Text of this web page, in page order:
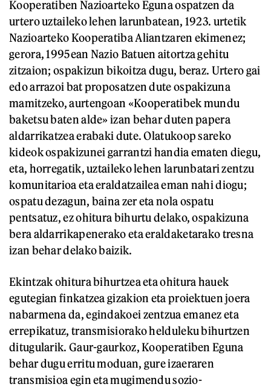
Kooperatiben Nazioarteko Eguna ospatzen da
urtero uztaileko lehen larunbatean, 1923. urtetik
Nazioarteko Kooperatiba Aliantzaren ekimenez;
gerora, 1995ean Nazio Batuen aitortza gehitu
zitzaion; ospakizun bikoitza dugu, beraz. Urtero gai
edo arrazoi bat proposatzen dute ospakizuna
mamitzeko, aurtengoan «Kooperatibek mundu
baketsu baten alde» izan behar duten papera
aldarrikatzea erabaki dute. Olatukoop sareko
kideok ospakizunei garrantzi handia ematen diegu,
eta, horregatik, uztaileko lehen larunbatari zentzu
komunitarioa eta eraldatzailea eman nahi diogu;
ospatu dezagun, baina zer eta nola ospatu
pentsatuz, ez ohitura bihurtu delako, ospakizuna
bera aldarrikapenerako eta eraldaketarako tresna
izan behar delako baizik.
Ekintzak ohitura bihurtzea eta ohitura hauek
egutegian finkatzea gizakion eta proiektuen joera
nabarmena da, egindakoei zentzua emanez eta
errepikatuz, transmisiorako helduleku bihurtzen
ditugularik. Gaur-gaurkoz, Kooperatiben Eguna
behar dugu erritu moduan, gure izaeraren
transmisioa egin eta mugimendu sozio-